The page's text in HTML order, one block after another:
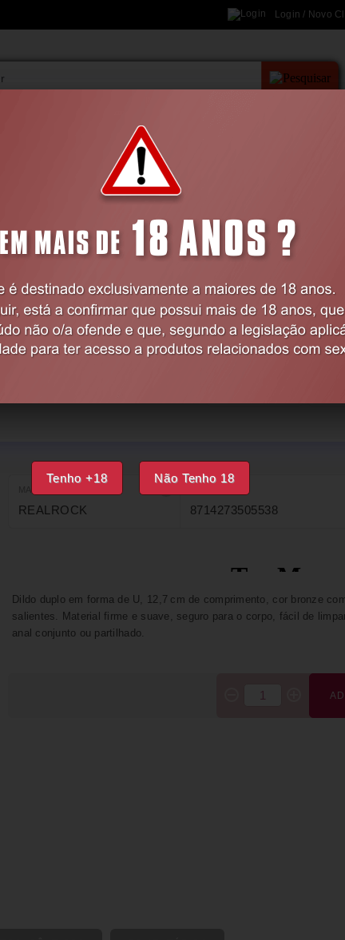
Tenho +18 Não Tenho 18
Login / Novo
LINGERIE
Dildos e Plugs
DILDO DUPLO U SHAPED DOUBLE DILDO 5
REALROCK
Código:EX44184
REALROCK 8714273505538
Dildo duplo em forma de U, 12,7 cm de comprimento, cor bronze
salientes. Material firme e suave, seguro para o corpo, fácil de
anal conjunto ou partilhado.